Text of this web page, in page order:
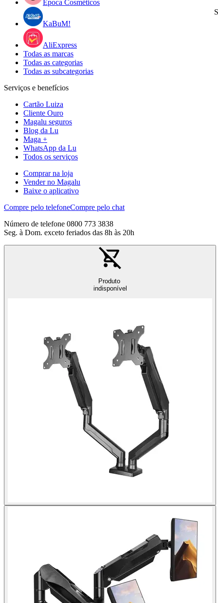
Epoca Cosméticos
KaBuM!
AliExpress
Todas as marcas
Todas as categorias
Todas as subcategorias
Serviços e benefícios
Cartão Luiza
Cliente Ouro
Magalu seguros
Blog da Lu
Maga +
WhatsApp da Lu
Todos os serviços
Comprar na loja
Vender no Magalu
Baixe o aplicativo
Compre pelo telefoneCompre pelo chat
Número de telefone 0800 773 3838
Seg. à Dom. exceto feriados das 8h às 20h
Produto
indisponível